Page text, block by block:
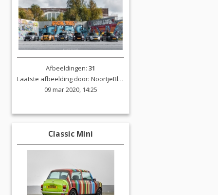
Afbeeldingen: 31
Laatste afbeelding door: NoortjeBlokland
09 mar 2020, 14:25
Classic Mini